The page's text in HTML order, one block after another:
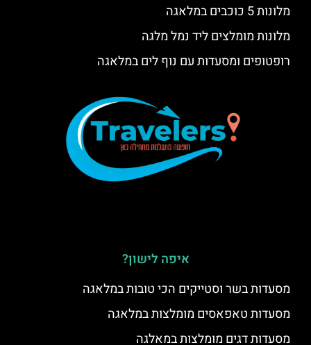
מלונות 5 כוכבים במלאגה
מלונות מומלצים ליד נמל מלגה
רופטופים ומסעדות עם נוף לים במלאגה
איפה לישון?
מסעדות בשר וסטייקים הכי טובות במלאגה
מסעדות טאפאסים מומלצות במלאגה
מסעדות דגים מומלצות במאלגה